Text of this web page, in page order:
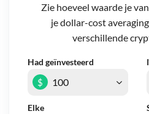
Zie hoeveel waarde je
je dollar-cost
verschillende
Had geïnvesteerd
Elke
$